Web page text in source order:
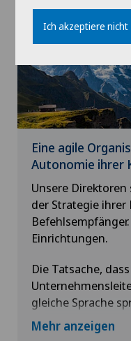
diagnostischen
einige der
stützen.
Weitere
Eine agile
Autonomie ihrer
Unsere
der Strategie ihrer
Einrichtungen.
Die Tatsache,
gleiche Sprache
den Austausch im
Organisationen
Mehr anzeigen
Ich akzeptiere nicht